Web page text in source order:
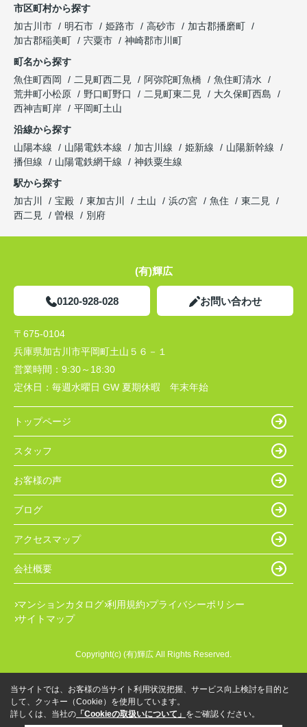
市区町村から探す
加古川市
明石市 姫路市 高砂市
加古郡播磨町
加古郡稲美町
宍粟市
神崎郡市川町
町名から探す
魚住町西岡
二見町西二見 阿弥陀町魚橋
魚住町清水
荒井町小松原
野口町野口 二見町東二見
大久保町西島
西神吉町岸
平岡町土山
沿線から探す
山陽本線
山陽電鉄本線 加古川線 姫新線
山陽新幹線
播但線
山陽電鉄網干線
神鉄粟生線
駅から探す
加古川
宝殿 東加古川 土山 浜の宮 魚住
東二見
西二見
曽根 別府
(有)輝広
0120-928-028 お問い合わせ
〒675-0104
兵庫県加古川市平岡町土山５６－１
営業時間： 9:30～18:30
定休日： 毎週水曜日 GW 夏期休暇 年末年始
トップページ
スタッフ
お客様の声
ブログ
アクセスマップ
会社概要
マンションカタログ 利用規約 プライバシーポリシー
サイトマップ
Copyright(c) (有)輝広 All Rights Reserved.
当サイトでは、お客様の当サイト利用状況把握、サービス向上検討を目的と
して、クッキー（Cookie）を使用しています。
詳しくは、当社の 「Cookieの取扱いについて」 をご確認ください。